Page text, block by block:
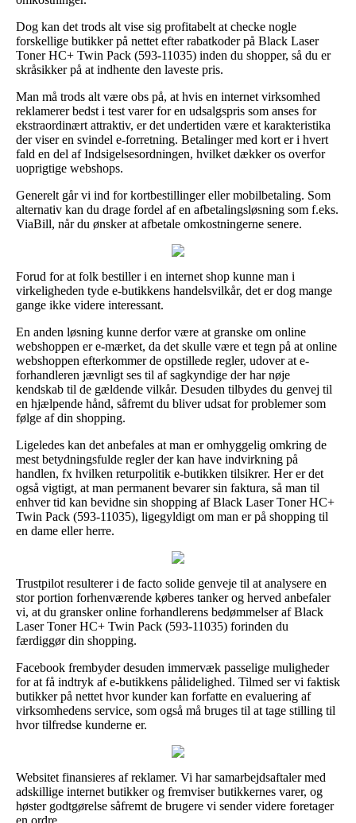
Dog kan det trods alt vise sig profitabelt at checke nogle
forskellige butikker på nettet efter rabatkoder på Black Laser
Toner HC+ Twin Pack (593-11035) inden du shopper, så du er
skråsikker på at indhente den laveste pris.
Man må trods alt være obs på, at hvis en internet virksomhed
reklamerer bedst i test varer for en udsalgspris som anses for
ekstraordinært attraktiv, er det undertiden være et karakteristika
der viser en svindel e-forretning. Betalinger med kort er i hvert
fald en del af Indsigelsesordningen, hvilket dækker os overfor
uoprigtige webshops.
Generelt går vi ind for kortbestillinger eller mobilbetaling. Som
alternativ kan du drage fordel af en afbetalingsløsning som f.eks.
ViaBill, når du ønsker at afbetale omkostningerne senere.
Forud for at folk bestiller i en internet shop kunne man i
virkeligheden tyde e-butikkens handelsvilkår, det er dog mange
gange ikke videre interessant.
En anden løsning kunne derfor være at granske om online
webshoppen er e-mærket, da det skulle være et tegn på at online
webshoppen efterkommer de opstillede regler, udover at e-
forhandleren jævnligt ses til af sagkyndige der har nøje
kendskab til de gældende vilkår. Desuden tilbydes du genvej til
en hjælpende hånd, såfremt du bliver udsat for problemer som
følge af din shopping.
Ligeledes kan det anbefales at man er omhyggelig omkring de
mest betydningsfulde regler der kan have indvirkning på
handlen, fx hvilken returpolitik e-butikken tilsikrer. Her er det
også vigtigt, at man permanent bevarer sin faktura, så man til
enhver tid kan bevidne sin shopping af Black Laser Toner HC+
Twin Pack (593-11035), ligegyldigt om man er på shopping til
en dame eller herre.
Trustpilot resulterer i de facto solide genveje til at analysere en
stor portion forhenværende køberes tanker og herved anbefaler
vi, at du gransker online forhandlerens bedømmelser af Black
Laser Toner HC+ Twin Pack (593-11035) forinden du
færdiggør din shopping.
Facebook frembyder desuden immervæk passelige muligheder
for at få indtryk af e-butikkens pålidelighed. Tilmed ser vi faktisk
butikker på nettet hvor kunder kan forfatte en evaluering af
virksomhedens service, som også må bruges til at tage stilling til
hvor tilfredse kunderne er.
Websitet finansieres af reklamer. Vi har samarbejdsaftaler med
adskillige internet butikker og fremviser butikkernes varer, og
høster godtgørelse såfremt de brugere vi sender videre foretager
en ordre.